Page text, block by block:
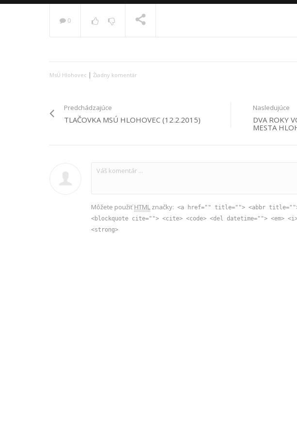
0
MsÚ Hlohovec | Žiadny komentár
Predchádzajúce
TLAČOVKA MSÚ HLOHOVEC (12.2.2015)
Nasledujúce
DVA ROKY
MESTA
Môžete použiťHTML značky: <a href="" title=""> <abbr
<blockquote cite=""> <cite> <code> <del datetime=""> <em>
<strong>